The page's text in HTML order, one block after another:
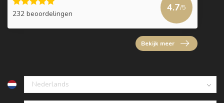
232 beoordelingen
4.7/5
Bekijk meer